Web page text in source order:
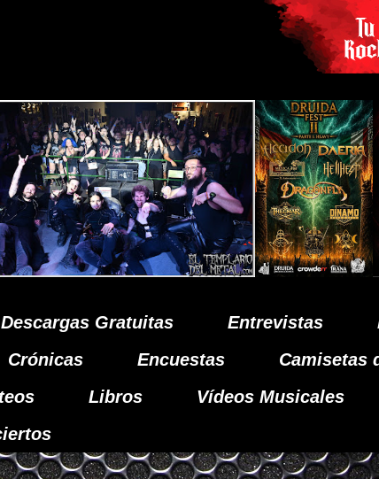
Descargas Gratuitas Entrevistas
Crónicas Encuestas
Camisetas
Libros Vídeos Musicales